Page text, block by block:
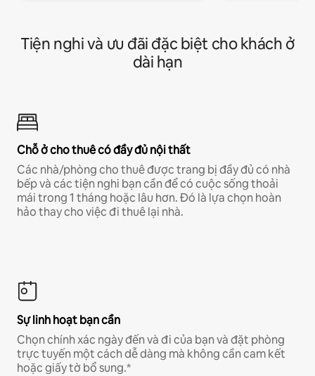
Tiện nghi và ưu đãi đặc biệt cho khách ở
dài hạn
Chỗ ở cho thuê có đầy đủ nội thất
Các nhà/phòng cho thuê được trang bị đầy đủ có nhà
bếp và các tiện nghi bạn cần để có cuộc sống thoải
mái trong 1 tháng hoặc lâu hơn. Đó là lựa chọn hoàn
hảo thay cho việc đi thuê lại nhà.
Sự linh hoạt bạn cần
Chọn chính xác ngày đến và đi của bạn và đặt phòng
trực tuyến một cách dễ dàng mà không cần cam kết
hoặc giấy tờ bổ sung.*